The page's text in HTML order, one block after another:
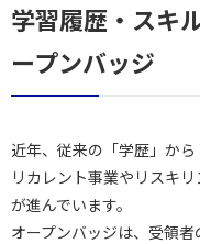
学習履歴・スキ
ープンバッジ
近年、従来の「学歴」から
リカレント事業やリスキ
が進んでいます。
オープンバッジは、受領